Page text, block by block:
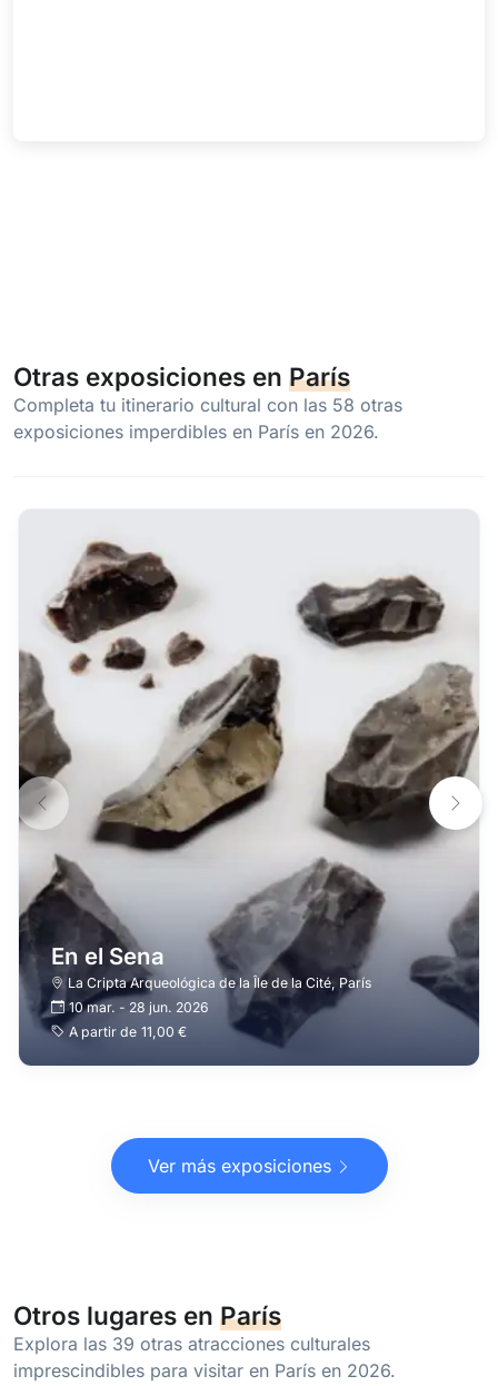
Otras exposiciones en París
Completa tu itinerario cultural con las 58 otras
exposiciones imperdibles en París en 2026.
En el Sena
La Cripta Arqueológica de la Île de la Cité, París
10 mar. - 28 jun. 2026
A partir de 11,00 €
Ver más exposiciones
Otros lugares en París
Explora las 39 otras atracciones culturales
imprescindibles para visitar en París en 2026.